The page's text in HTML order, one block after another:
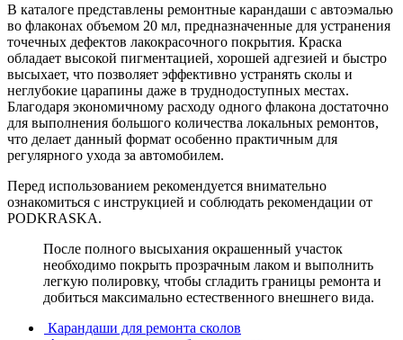
В каталоге представлены ремонтные карандаши с автоэмалью
во флаконах объемом 20 мл, предназначенные для устранения
точечных дефектов лакокрасочного покрытия. Краска
обладает высокой пигментацией, хорошей адгезией и быстро
высыхает, что позволяет эффективно устранять сколы и
неглубокие царапины даже в труднодоступных местах.
Благодаря экономичному расходу одного флакона достаточно
для выполнения большого количества локальных ремонтов,
что делает данный формат особенно практичным для
регулярного ухода за автомобилем.
Перед использованием рекомендуется внимательно
ознакомиться с инструкцией и соблюдать рекомендации от
PODKRASKA.
После полного высыхания окрашенный участок
необходимо покрыть прозрачным лаком и выполнить
легкую полировку, чтобы сгладить границы ремонта и
добиться максимально естественного внешнего вида.
Карандаши для ремонта сколов